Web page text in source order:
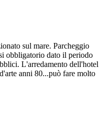
sul mare. Parcheggio
obbligatorio dato il periodo
L'arredamento dell'hotel
anni 80...può fare molto